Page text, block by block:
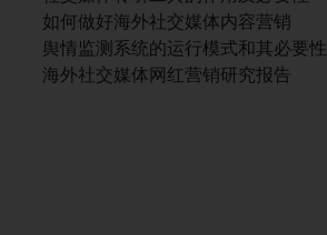
如何做好海外社交媒体内容营销
舆情监测系统的运行模式和其必要性
海外社交媒体网红营销研究报告